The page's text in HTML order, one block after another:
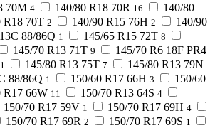
70M 4 140/80 R18 70R 16
140/80
R18 70T 2 140/90 R15 76H 2
140/90
88/86Q 1 145/65 R15 72T 8
145/70 R13 71T 9 145/70 R6 18F PR4
1 145/80 R13 75T 7
145/80 R13 79N
88/86Q 1 150/60 R17 66H 3
150/60
R17 66W 11 150/70 R13 64S 4
150/70 R17 59V 1 150/70 R17 69H 4
150/70 R17 69R 2 150/70 R17 69S 1